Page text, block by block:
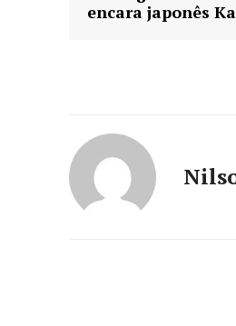
encara japonês